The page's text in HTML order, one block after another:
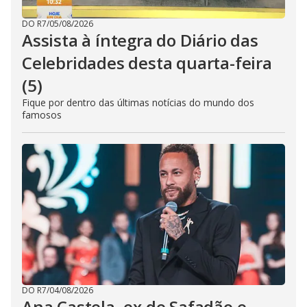
DO R7/05/08/2026
Assista à íntegra do Diário das
Celebridades desta quarta-feira
(5)
Fique por dentro das últimas notícias do mundo dos
famosos
DO R7/04/08/2026